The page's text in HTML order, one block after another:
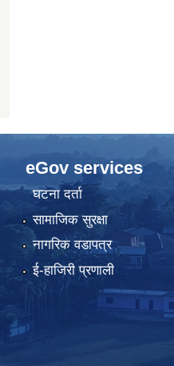
eGov services
घटना दर्ता
सामाजिक सुरक्षा
नागरिक वडापत्र
ई-हाजिरी प्रणाली